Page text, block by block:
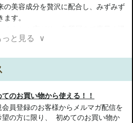
の美容成分を贅沢に配合し、みずみず
す。
な使用感で、乾燥によるキメの乱れを
を問わず快適にお使いいただけます。
たザクロ種子油や加水分解レピジウ
ート。乾燥による小じわを目立たなく
へ整えます。
る、ほんのり甘く芳醇な天然精油の香
っと見る ∨
てのお買い物から使える！！
会員登録のお客様からメルマガ配信を
望の方に限り、 初めてのお買い物か